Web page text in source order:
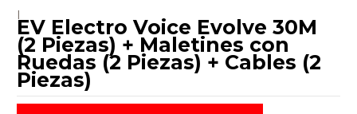
|
EV Electro Voice Evolve 30M
(2 Piezas) + Maletines con
Ruedas (2 Piezas) + Cables (2
Piezas)